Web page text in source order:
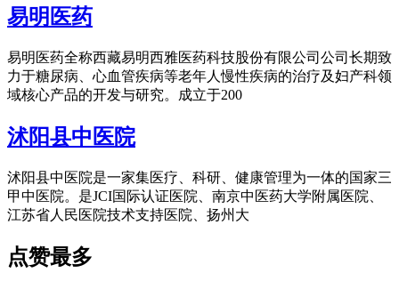
易明医药
易明医药全称西藏易明西雅医药科技股份有限公司公司长期致
力于糖尿病、心血管疾病等老年人慢性疾病的治疗及妇产科领
域核心产品的开发与研究。成立于200
沭阳县中医院
沭阳县中医院是一家集医疗、科研、健康管理为一体的国家三
甲中医院。是JCI国际认证医院、南京中医药大学附属医院、
江苏省人民医院技术支持医院、扬州大
点赞最多